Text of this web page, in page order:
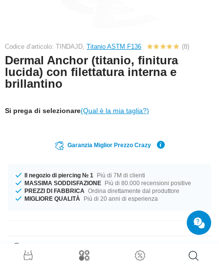
Codice d’articolo: TINDAJD, Titanio ASTM F136 (8)
Dermal Anchor (titanio, finitura
lucida) con filettatura interna e
brillantino
Si prega di selezionare(Qual è la mia taglia?)
Garanzia Miglior Prezzo Crazy
Il negozio di piercing № 1
Più di 7M di clienti
MASSIMA SODDISFAZIONE Più di 80.000 recensioni positive
PREZZI DI FABBRICA Ordina direttamente dal produttore
MIGLIORE QUALITÀ
Più di 20 anni di esperienza
Rinfresca il tuo stile con questo dermal in titanio con brillantino. Un eye-